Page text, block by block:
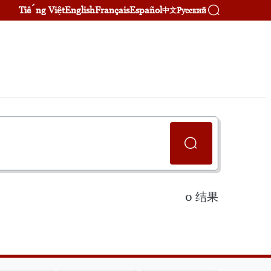
Tiếng ViệtEnglishFrançaisEspañol中文Русский
0 结果